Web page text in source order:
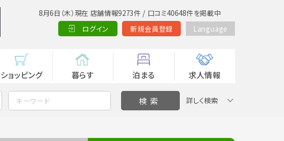
8月6日（木）現在 店舗情報9273件 / 口コミ40648件を掲載中
ログイン
新規会員登録 Language
ショッピング 暮らす 泊まる 求人情報
詳しく検索